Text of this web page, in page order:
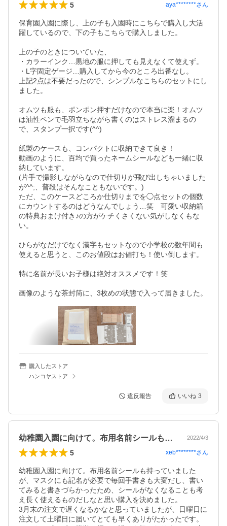
5 aya********さん
保育園入園に際し、上の子も入園時にこちらで購入し大活
躍しているので、下の子もこちらで購入しました。
上の子のときについていた、
・カラーインク…黒地の服に押しても見えなくて使えず。
・L字固定ゲージ…購入してから今のところ出番なし。
上記2点は不要だったので、シンプルなこちらのセットにし
ました。
オムツも服も、ポンポン押すだけなので本当に楽！オムツ
は油性ペンで毛羽立ちながら書くのはストレス溜まるの
で、スタンプ一択です(^^)
紙製のケースも、コンパクトに収納できて良き！
動画のように、百均で買ったネームシールなども一緒に収
納しています。
(片手で撮影しながらなので仕切りが飛び出しちゃいました
が^^;、普段はそんなこともないです。)
ただ、このケースどころか仕切りまでを◯点セットの個数
にカウントするのはどうなんでしょう…笑　可愛い収納箱
の特典おまけ付き♪の方がケチくさくない気がしなくもな
い。
ひらがなだけでなく漢字もセットなので小学校の数年間も
使えると思うと、このお値段はお値打ち！使い倒します。
特に名前が長いお子様は絶対オススメです！笑
画像のような茶封筒に、3枚めの状態で入って届きました。
購入したストア
ハンコヤストア
違反報告 いいね 3
幼稚園入園に向けて。布用名前シールも持… 2022/4/3
5 xeb********さん
幼稚園入園に向けて。布用名前シールも持っていました
が、マスクにも記名が必要で毎回手書きも大変だし、書い
てみると書きづらかったため、シールがなくなることも考
え長く使えるものだしなと思い購入を決めました。
3月末の注文で遅くなるかなと思っていましたが、日曜日に
注文して土曜日に届いてとても早くありがたかったです。